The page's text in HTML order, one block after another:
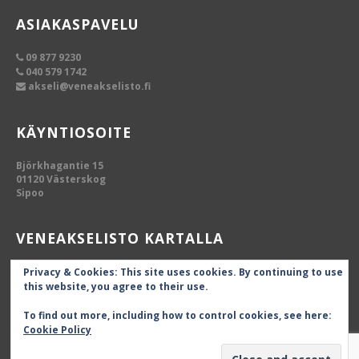
ASIAKASPAVELU
09 877 9230
040 579 1742
akseli@veneakselisto.fi
KÄYNTIOSOITE
Björkhagantie 15
01120 Västerskog
Sipoo
VENEAKSELISTO KARTALLA
Privacy & Cookies: This site uses cookies. By continuing to use
this website, you agree to their use.
To find out more, including how to control cookies, see here:
Cookie Policy